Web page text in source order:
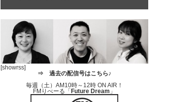
[showrss]
⇒ 過去の配信号はこちら♪
毎週（土）AM10時～12時 ON AIR！
FMりべーる「Future Dream 」